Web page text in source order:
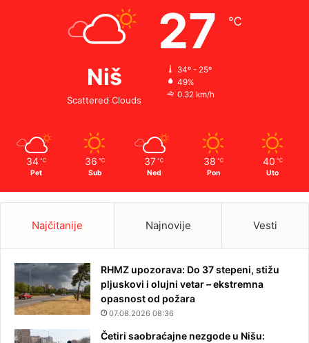
Niš
Scattered Clouds
27 ℃
34º - 25º
49%
0.32 km/h
34 ℃
Pet
36 ℃
Sub
37 ℃
Ned
38 ℃
Pon
40 ℃
Uto
Najčitanije Najnovije Vesti
RHMZ upozorava: Do 37 stepeni, stižu
pljuskovi i olujni vetar – ekstremna
opasnost od požara
07.08.2026 08:36
Četiri saobraćajne nezgode u Nišu: